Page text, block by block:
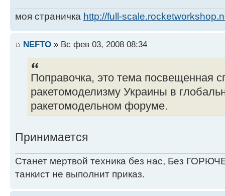
моя страничка http://full-
NEFTO » Вс фев 03, 2008 08:34
Поправочка, это тема посвещенная
ракетомоделизму Украины в
ракетомодельном форуме.
Принимается
Станет мертвой техника без нас, Без
танкист не выполнит приказ.